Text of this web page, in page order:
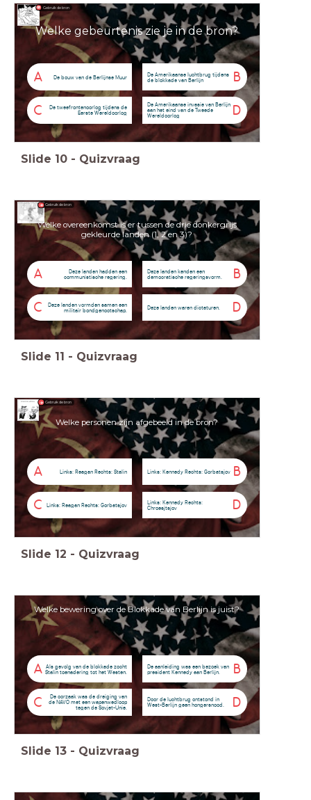
Welke gebeurtenis zie je in de bron?
Gebruik de bron
A De bouw van de Berlijnse Muur B
De Amerikaanse luchtbrug tijdens
de blokkade van Berlijn
C
De tweefrontenoorlog tijdens de
Eerste Wereldoorlog
D
De Amerikaanse invasie van Berlijn
aan het eind van de Tweede
Wereldoorlog
Slide 10 - Quizvraag
Welke overeenkomst is er tussen de drie donkergrijs
gekleurde landen (1, 2 en 3)?
Gebruik de bron
A
Deze landen hadden een
communistische regering.
B
Deze landen kenden een
democratische regeringsvorm.
C
Deze landen vormden samen een
militair bondgenootschap.
D
Deze landen waren dictaturen.
Slide 11 - Quizvraag
Welke personen zijn afgebeeld in de bron?
Gebruik de bron
A Links: Reagan Rechts: Stalin B
Links: Kennedy Rechts: Gorbatsjov
C Links: Reagan Rechts: Gorbatsjov D
Links: Kennedy Rechts:
Chroesjtsjov
Slide 12 - Quizvraag
Welke bewering over de Blokkade van Berlijn is juist?
A Als gevolg van de blokkade zocht
Stalin toenadering tot het Westen.
B
De aanleiding was een bezoek van
president Kennedy aan Berlijn.
C
De oorzaak was de dreiging van
de NAVO met een wapenwedloop
tegen de Sovjet-Unie.
D
Door de luchtbrug ontstond in
West-Berlijn geen hongersnood.
Slide 13 - Quizvraag